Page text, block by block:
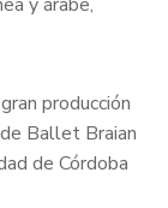
producción
Ballet Braian
de Córdoba